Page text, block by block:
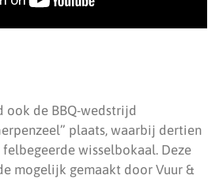
de BBQ-wedstrijd
plaats, waarbij dertien
wisselbokaal. Deze
mogelijk gemaakt door Vuur &